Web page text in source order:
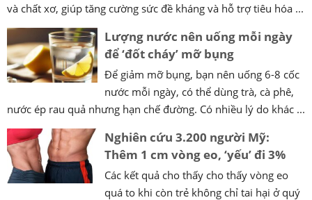
và chất xơ, giúp tăng cường sức đề kháng và hỗ trợ tiêu hóa ...
Lượng nước nên uống mỗi ngày
để ‘đốt cháy’ mỡ bụng
Để giảm mỡ bụng, bạn nên uống 6-8 cốc
nước mỗi ngày, có thể dùng trà, cà phê,
nước ép rau quả nhưng hạn chế đường. Có nhiều lý do khác ...
Nghiên cứu 3.200 người Mỹ:
Thêm 1 cm vòng eo, ‘yếu’ đi 3%
Các kết quả cho thấy cho thấy vòng eo
quá to khi còn trẻ không chỉ tai hại ở quý